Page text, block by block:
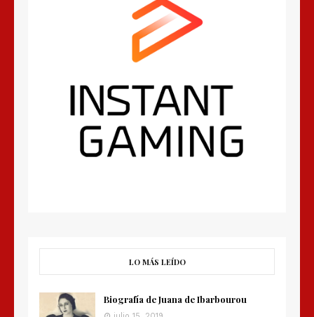
LO MÁS LEÍDO
Biografía de Juana de Ibarbourou